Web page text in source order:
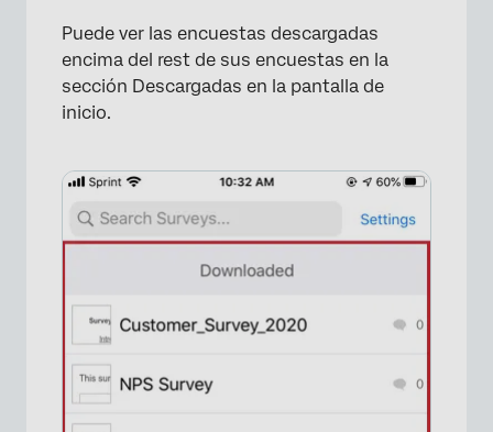
Puede ver las encuestas descargadas
encima del rest de sus encuestas en la
sección Descargadas en la pantalla de
inicio.